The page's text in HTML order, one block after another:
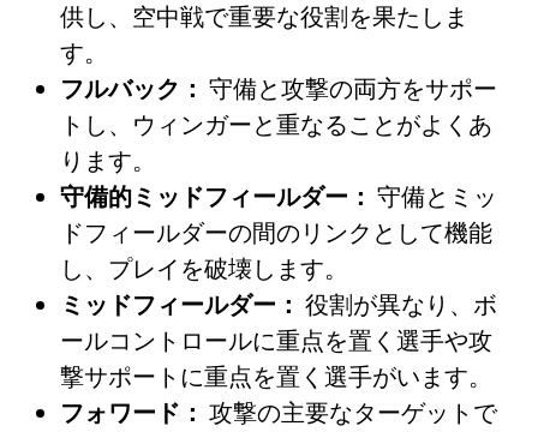
供し、空中戦で重要な役割を果たしま
す。
フルバック： 守備と攻撃の両方をサポー
トし、ウィンガーと重なることがよくあ
ります。
守備的ミッドフィールダー： 守備とミッ
ドフィールダーの間のリンクとして機能
し、プレイを破壊します。
ミッドフィールダー： 役割が異なり、ボ
ールコントロールに重点を置く選手や攻
撃サポートに重点を置く選手がいます。
フォワード： 攻撃の主要なターゲットで